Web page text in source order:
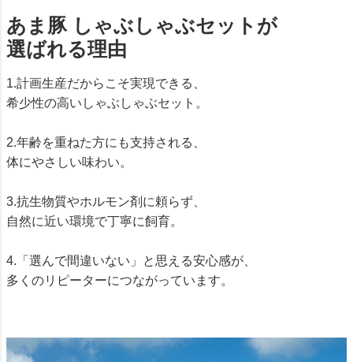
あま豚 しゃぶしゃぶセットが
選ばれる理由
1.計画生産だからこそ実現できる、
希少性の高いしゃぶしゃぶセット。
2.年齢を重ねた方にも支持される、
体にやさしい味わい。
3.抗生物質やホルモン剤に頼らず、
自然に近い環境で丁寧に飼育。
4.「選んで間違いない」と思える安心感が、
多くのリピーターにつながっています。